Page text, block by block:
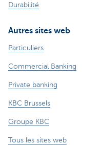
Durabilité
Autres sites web
Particuliers
Commercial Banking
Private banking
KBC Brussels
Groupe KBC
Tous les sites web